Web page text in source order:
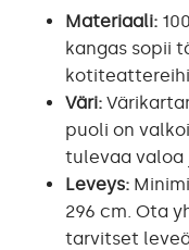
Materiaali:
kangas sopii
Väri:
puoli on
tulevaa valoa
Leveys:
296 cm. Ota
tarvitset